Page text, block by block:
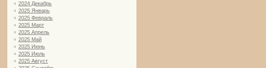
2024 Декабрь
2025 Январь
2025 Февраль
2025 Март
2025 Апрель
2025 Май
2025 Июнь
2025 Июль
2025 Август